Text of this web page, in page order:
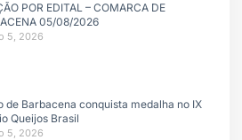
POR EDITAL – COMARCA DE
05/08/2026
5, 2026
de Barbacena conquista medalha no IX
Queijos Brasil
5, 2026